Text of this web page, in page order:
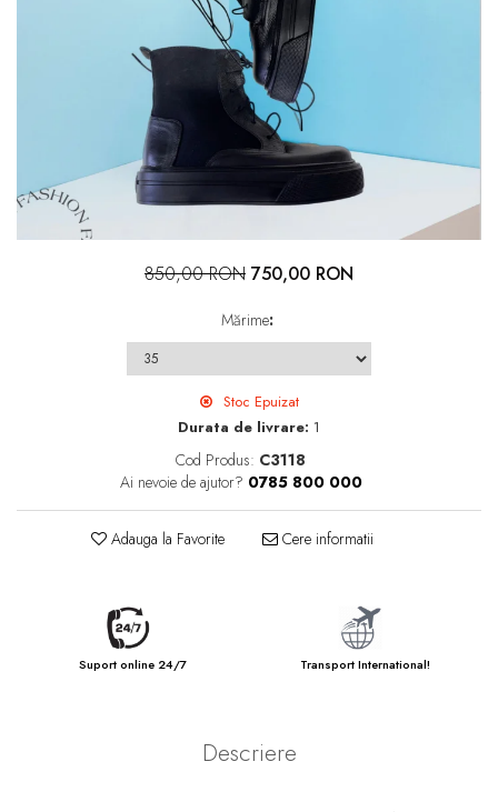
850,00 RON 750,00 RON
Mărime:
Stoc Epuizat
Durata de livrare: 1
Cod Produs: C3118
Ai nevoie de ajutor? 0785 800 000
Adauga la Favorite Cere informatii
Suport online 24/7 Transport International!
Descriere